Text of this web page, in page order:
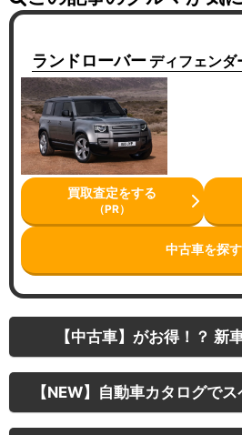
ランドローバーディフェンダ
買取査定をする
（PR）
中古車を探す
【中古車】がお得！？ 新
【NEW】自動車カタログで